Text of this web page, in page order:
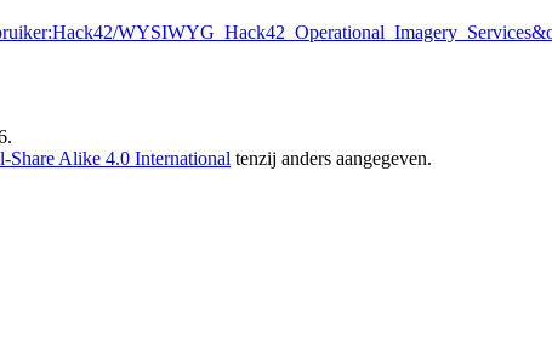
Alike 4.0 International tenzij anders aangegeven.